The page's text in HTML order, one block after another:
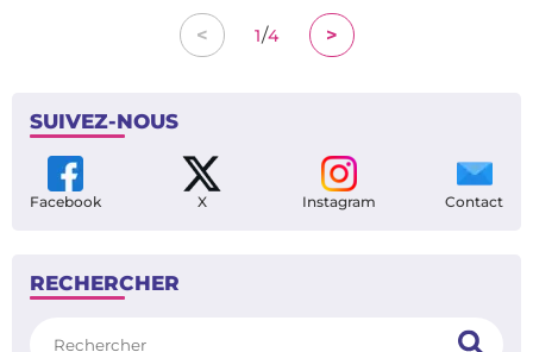
< 1/4 >
SUIVEZ-NOUS
Facebook X Instagram Contact
RECHERCHER